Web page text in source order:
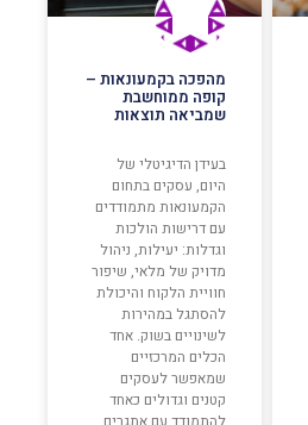
מהפכה בקמעונאות –
קופה ממוחשבת
שמביאה תוצאות
בעידן הדיגיטלי של
היום, עסקים בתחום
הקמעונאות מתמודדים
עם דרישות הולכות
וגדלות: יעילות, ניהול
מדויק של מלאי, שיפור
חוויית הלקוח והיכולת
להסתגל במהירות
לשינויים בשוק. אחד
הכלים המרכזיים
שמאפשר לעסקים
קטנים וגדולים כאחד